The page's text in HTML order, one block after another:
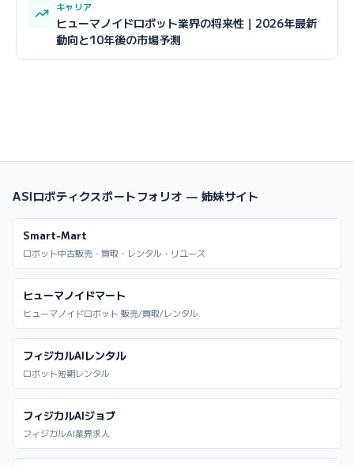
キャリア
ヒューマノイドロボット業界の将来性｜2026年最新
動向と10年後の市場予測
ASIロボティクスポートフォリオ — 姉妹サイト
Smart-Mart
ロボット中古販売・買取・レンタル・リユース
ヒューマノイドマート
ヒューマノイドロボット 販売/買取/レンタル
フィジカルAIレンタル
ロボット短期レンタル
フィジカルAIジョブ
フィジカルAI業界求人